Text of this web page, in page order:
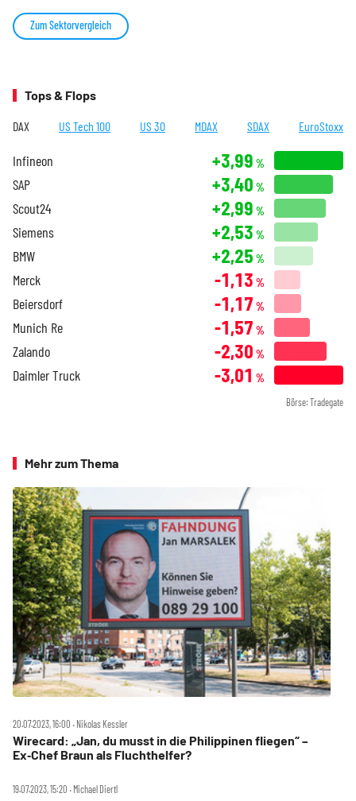
Zum Sektorvergleich
Tops & Flops
DAX US Tech 100 US 30 MDAX SDAX EuroStoxx
Infineon +3,99 %
SAP +3,40 %
Scout24 +2,99 %
Siemens +2,53 %
BMW +2,25 %
Merck -1,13 %
Beiersdorf -1,17 %
Munich Re -1,57 %
Zalando -2,30 %
Daimler Truck -3,01 %
Börse: Tradegate
Mehr zum Thema
20.07.2023, 16:00 ‧ Nikolas Kessler
Wirecard: „Jan, du musst in die Philippinen fliegen“ –
Ex‑Chef Braun als Fluchthelfer?
19.07.2023, 15:20 ‧ Michael Diertl